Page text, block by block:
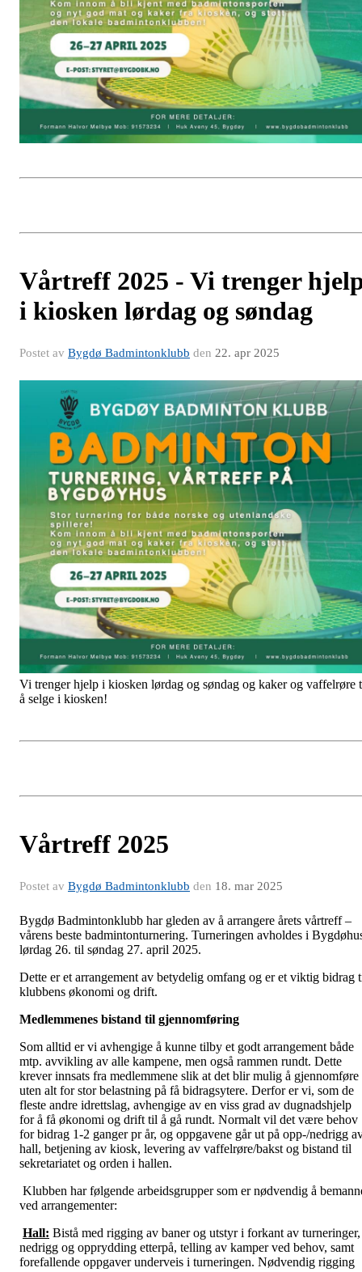
Vårtreff 2025 - Vi trenger
i kiosken lørdag og søndag
Postet av Bygdø Badmintonklubb den 22. apr 2025
Vi trenger hjelp i kiosken lørdag og søndag og kaker og vaffelrøre
å selge i kiosken!
Vårtreff 2025
Postet av Bygdø Badmintonklubb den 18. mar 2025
Bygdø Badmintonklubb har gleden av å arrangere årets vårtreff –
vårens beste badmintonturnering. Turneringen avholdes i
lørdag 26. til søndag 27. april 2025.
Dette er et arrangement av betydelig omfang og er et viktig bidrag
klubbens økonomi og drift.
Medlemmenes bistand til gjennomføring
Som alltid er vi avhengige å kunne tilby et godt arrangement både
mtp. avvikling av alle kampene, men også rammen rundt. Dette
krever innsats fra medlemmene slik at det blir mulig å gjennomføre
uten alt for stor belastning på få bidragsytere. Derfor er vi, som de
fleste andre idrettslag, avhengige av en viss grad av dugnadshjelp
for å få økonomi og drift til å gå rundt. Normalt vil det være behov
for bidrag 1-2 ganger pr år, og oppgavene går ut på opp-/nedrigg
hall, betjening av kiosk, levering av vaffelrøre/bakst og bistand til
sekretariatet og orden i hallen.
Klubben har følgende arbeidsgrupper som er nødvendig å
ved arrangementer:
Hall: Bistå med rigging av baner og utstyr i forkant av turneringer,
nedrigg og opprydding etterpå, telling av kamper ved behov, samt
forefallende oppgaver underveis i turneringen. Nødvendig rigging